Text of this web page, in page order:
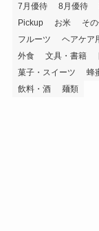
7月優待
8月優待
Pickup
お米 そ
フルーツ
ヘアケア
外食
文具・書籍
菓子・スイーツ
蜂
飲料・酒
麺類